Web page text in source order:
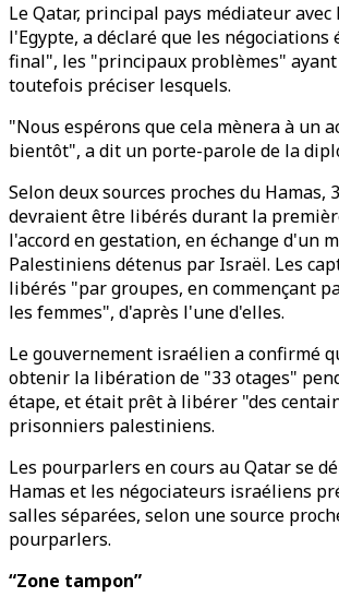
Le Qatar, principal pays médiateur
l'Egypte, a déclaré que les négociations
final", les "principaux problèmes" ayant
toutefois préciser lesquels.
"Nous espérons que cela mènera à un
bientôt", a dit un porte-parole de la
Selon deux sources proches du Hamas,
devraient être libérés durant la
l'accord en gestation, en échange d'un
Palestiniens détenus par Israël. Les
libérés "par groupes, en commençant
les femmes", d'après l'une d'elles.
Le gouvernement israélien a confirmé
obtenir la libération de "33 otages"
étape, et était prêt à libérer "des
prisonniers palestiniens.
Les pourparlers en cours au Qatar se
Hamas et les négociateurs israéliens
salles séparées, selon une source
pourparlers.
“Zone tampon”